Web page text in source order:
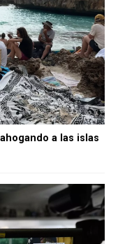
a las islas